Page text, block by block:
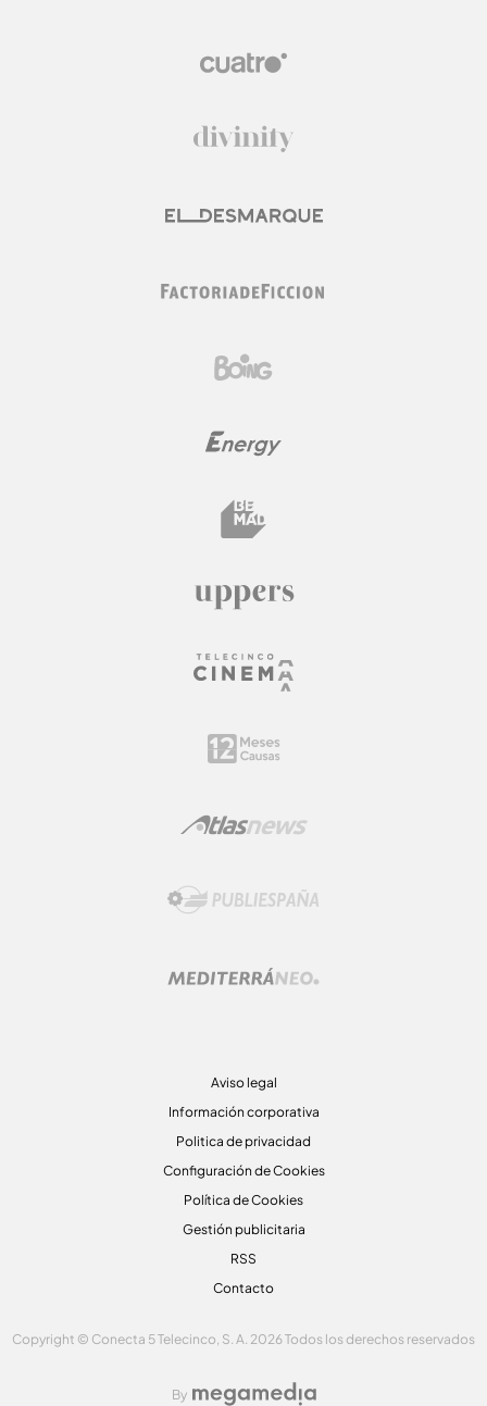
Aviso legal
Información corporativa
Politica de privacidad
Configuración de Cookies
Política de Cookies
Gestión publicitaria
RSS
Contacto
Copyright © Conecta 5 Telecinco, S. A. 2026 Todos los derechos reservados
By